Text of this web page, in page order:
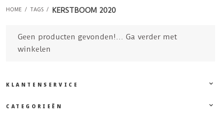
HOME / TAGS / KERSTBOOM 2020
Geen producten gevonden!... Ga verder met
winkelen
KLANTENSERVICE
CATEGORIEËN